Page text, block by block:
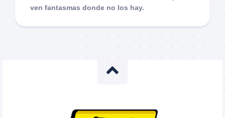
ven fantasmas donde no los hay.